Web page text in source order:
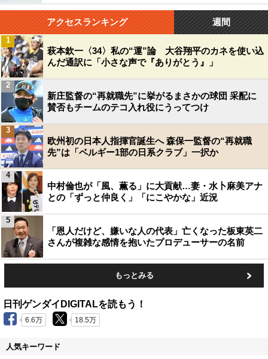
アクセスランキング 週間
萩本欽一〈34〉私の“運”論 大谷翔平のカネを使い込
んだ通訳に「小さな声で『ありがとう』」
1
新庄監督の“再就職先”に挙がるまさかの球団 采配に
賛否もチームのテコ入れ役にうってつけ
2
欧州初の日本人指揮官誕生へ 森保一監督の“再就職
先”は「ベルギー1部の日系クラブ」一択か
3
中村倫也が「風、薫る」に大貢献…妻・水卜麻美アナ
との「ずっと仲良く」「にこやかな」近況
4
「恩人だけど、嫌いな人の代表」亡くなった板東英二
さんが複雑な感情を抱いたプロデューサーの名前
5
もっとみる
日刊ゲンダイDIGITALを読もう！
6.6万 18.5万
人気キーワード